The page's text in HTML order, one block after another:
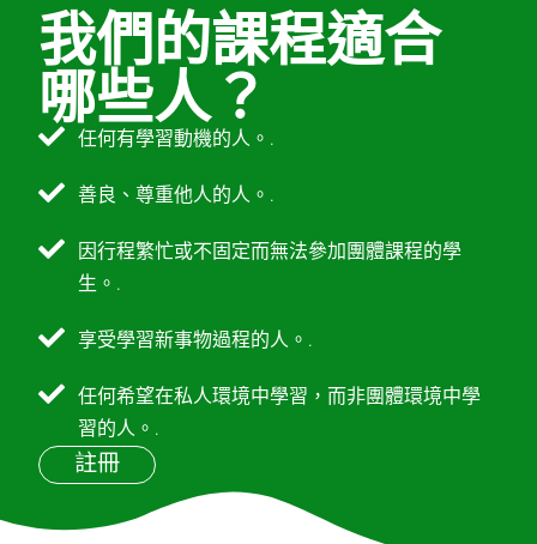
我們的課程適合
哪些人？
任何有學習動機的人。.
善良、尊重他人的人。.
因行程繁忙或不固定而無法參加團體課程的學
生。.
享受學習新事物過程的人。.
任何希望在私人環境中學習，而非團體環境中學
習的人。.
註冊